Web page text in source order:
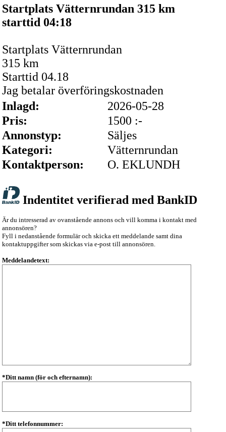
Startplats Vätternrundan 315 km
starttid 04:18
Startplats Vätternrundan
315 km
Starttid 04.18
Jag betalar överföringskostnaden
Inlagd:
2026-05-28
Pris:
1500 :-
Annonstyp:
Säljes
Kategori:
Vätternrundan
Kontaktperson:
O. EKLUNDH
Indentitet verifierad med BankID
Är du intresserad av ovanstående annons och vill komma i kontakt med
annonsören?
Fyll i nedanstående formulär och skicka ett meddelande samt dina
kontaktuppgifter som skickas via e-post till annonsören.
Meddelandetext:
*Ditt namn (för och efternamn):
*Ditt telefonnummer: